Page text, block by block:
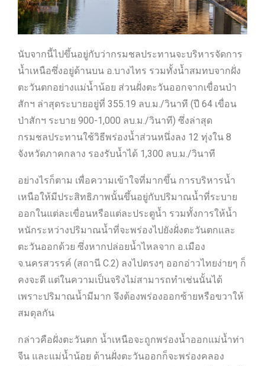
นับจากนี้ไปขึ้นอยู่กับว่ากรมชลประทานจะบริหารจัดการ
น้ำเหนือซึ่งอยู่ด้านบน อ.บางไทร รวมทั้งน้ำสมทบจากฝั่ง
ตะวันตกอย่างแม่น้ำน้อย ส่วนฝั่งตะวันออกจากเขื่อนป่า
สักฯ ล่าสุดระบายอยู่ที่ 355.19 ลบ.ม./วินาที (ปี 64 เขื่อน
ป่าสักฯ ระบาย 900-1,000 ลบ.ม./วินาที) ซึ่งล่าสุด
กรมชลประทานใช้วิธีพร่องน้ำส่วนหนึ่งลง 12 ทุ่งใน 8
จังหวัดภาคกลาง รองรับน้ำได้ 1,300 ลบ.ม./วินาที
อย่างไรก็ตาม เพื่อความเข้าใจที่มากขึ้น การบริหารน้ำ
เหนือให้มีประสิทธิภาพนั้นขึ้นอยู่กับปริมาณน้ำที่ระบาย
ออกในแต่ละเขื่อนหรือแต่ละประตูน้ำ รวมทั้งการให้น้ำ
หนักระหว่างปริมาณน้ำที่จะพร่องไปยังฝั่งตะวันตกและ
ตะวันออกด้วย ซึ่งหากปล่อยน้ำไหลจาก อ.เมือง
จ.นครสวรรค์ (สถานี C.2) ลงไปตรงๆ ออกอ่าวไทยง่ายๆ ก็
คงจะดี แต่ในความเป็นจริงไม่สามารถทำเช่นนั้นได้
เพราะปริมาณน้ำมีมาก จึงต้องพร่องออกซ้ายหรือขวาให้
สมดุลกัน
กล่าวคือฝั่งตะวันตก น้ำเหนือจะถูกพร่องน้ำออกแม่น้ำท่า
จีน และแม่น้ำน้อย ด้านฝั่งตะวันออกก็จะพร่องคลอง